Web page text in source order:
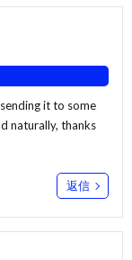
it to some
naturally, thanks
返信